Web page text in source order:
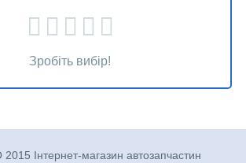
Зробіть вибір!
2015 Інтернет-магазин автозапчастин